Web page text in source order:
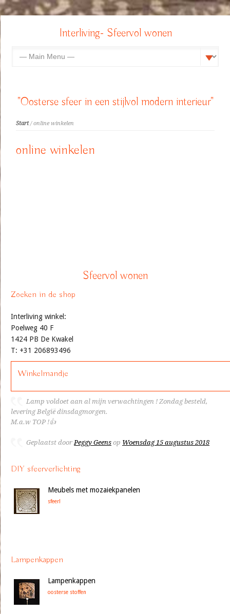
Interliving- Sfeervol wonen
"Oosterse sfeer in een stijlvol modern interieur"
Start/ online winkelen
online winkelen
Sfeervol wonen
Zoeken in de shop
Interliving winkel:
Poelweg 40 F
1424 PB De Kwakel
T: +31 206893496
Winkelmandje
Lamp voldoet aan al mijn verwachtingen ! Zondag besteld,
levering België dinsdagmorgen.
M.a.w TOP !👍
Geplaatst doorPeggy Geens op Woensdag 15 augustus 2018
DIY sfeerverlichting
Meubels met mozaiekpanelen
sfeer!
Lampenkappen
Lampenkappen
oosterse stoffen